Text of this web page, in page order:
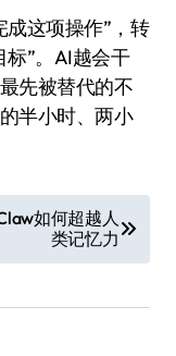
这项操作”，转
标”。AI越会干
先被替代的不
半小时、两小
如何超越人
类记忆力